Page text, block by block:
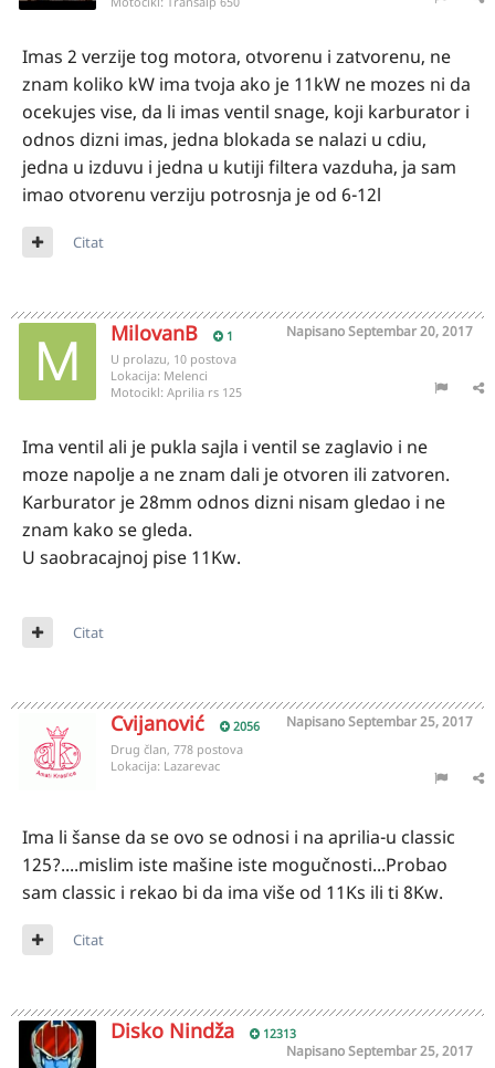
Imas 2 verzije tog motora, otvorenu i zatvorenu, ne
znam koliko kW ima tvoja ako je 11kW ne mozes ni da
ocekujes vise, da li imas ventil snage, koji karburator i
odnos dizni imas, jedna blokada se nalazi u cdiu,
jedna u izduvu i jedna u kutiji filtera vazduha, ja sam
imao otvorenu verziju potrosnja je od 6-12l
Citat
MilovanB 1 NapisanoSeptembar 20, 2017
U prolazu, 10 postova
Lokacija: Melenci
Motocikl: Aprilia rs 125
Ima ventil ali je pukla sajla i ventil se zaglavio i ne
moze napolje a ne znam dali je otvoren ili zatvoren.
Karburator je 28mm odnos dizni nisam gledao i ne
znam kako se gleda.
U saobracajnoj pise 11Kw.
Citat
Cvijanović 2056 NapisanoSeptembar 25, 2017
Drug član, 778 postova
Lokacija: Lazarevac
Ima li šanse da se ovo se odnosi i na aprilia-u classic
125?....mislim iste mašine iste mogučnosti...Probao
sam classic i rekao bi da ima više od 11Ks ili ti 8Kw.
Citat
Disko Nindža 12313
NapisanoSeptembar 25, 2017